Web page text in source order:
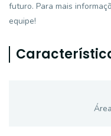
futuro. Para mais
equipe!